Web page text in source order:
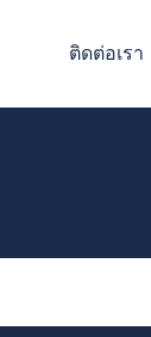
ติดต่อเรา